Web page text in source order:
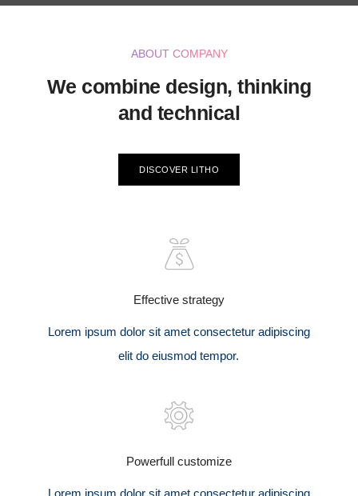
ABOUT COMPANY
We combine design, thinking
and technical
DISCOVER LITHO
Effective strategy
Lorem ipsum dolor sit amet consectetur adipiscing
elit do eiusmod tempor.
Powerfull customize
Lorem ipsum dolor sit amet consectetur adipiscing